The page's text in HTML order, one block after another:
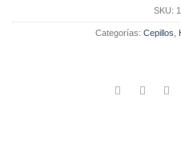
SKU:
Categorías: Cepillos